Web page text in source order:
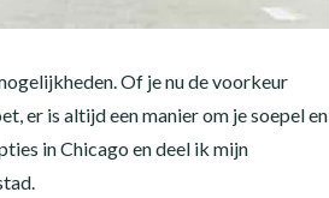
Of je nu de voorkeur
er is altijd een manier om je soepel en
in Chicago en deel ik mijn